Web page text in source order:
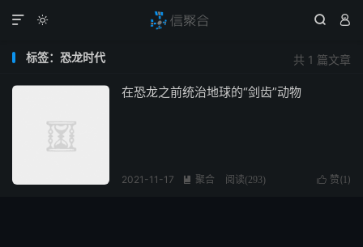
  

共 1 篇文章
标签：恐龙时代
在恐龙之前统治地球的“剑齿”动物
 赞(1)
2021-11-17  聚合 阅读(293)